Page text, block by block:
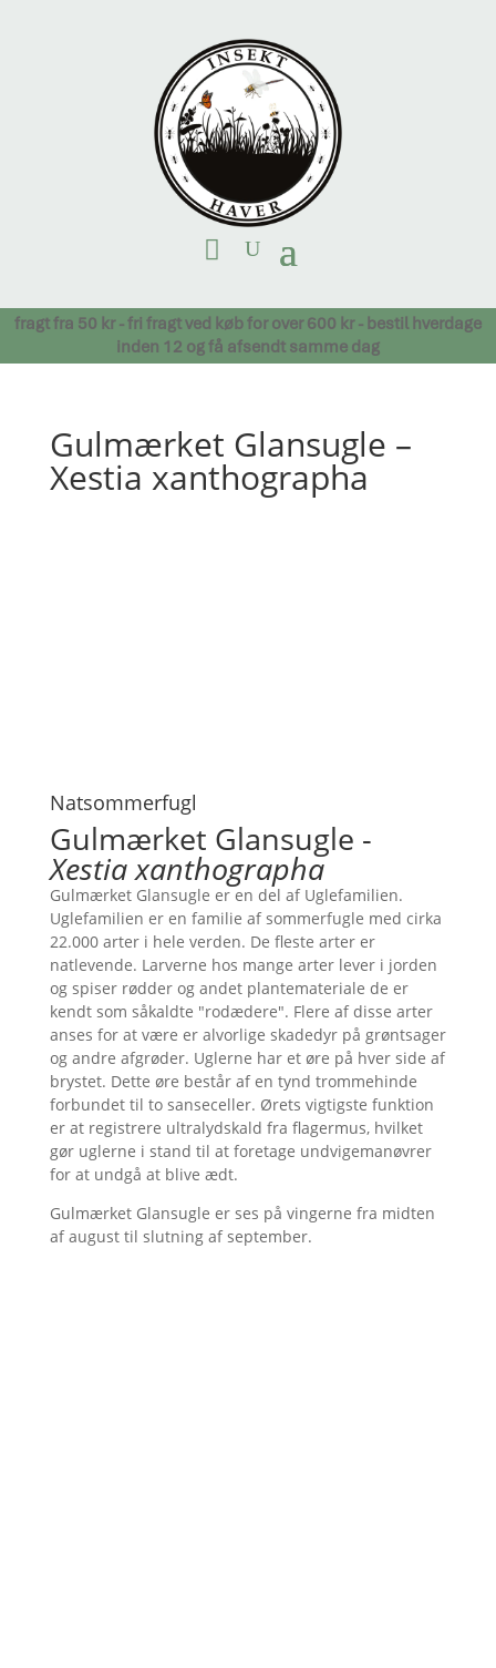
fragt fra 50 kr - fri fragt ved køb for over 600 kr - bestil hverdage
inden 12 og få afsendt samme dag
Gulmærket Glansugle –
Xestia xanthographa
Natsommerfugl
Gulmærket Glansugle -
Xestia xanthographa
Gulmærket Glansugle er en del af Uglefamilien.
Uglefamilien er en familie af sommerfugle med cirka
22.000 arter i hele verden. De fleste arter er
natlevende. Larverne hos mange arter lever i jorden
og spiser rødder og andet plantemateriale de er
kendt som såkaldte "rodædere". Flere af disse arter
anses for at være er alvorlige skadedyr på grøntsager
og andre afgrøder. Uglerne har et øre på hver side af
brystet. Dette øre består af en tynd trommehinde
forbundet til to sanseceller. Ørets vigtigste funktion
er at registrere ultralydskald fra flagermus, hvilket
gør uglerne i stand til at foretage undvigemanøvrer
for at undgå at blive ædt.
Gulmærket Glansugle er ses på vingerne fra midten
af august til slutning af september.